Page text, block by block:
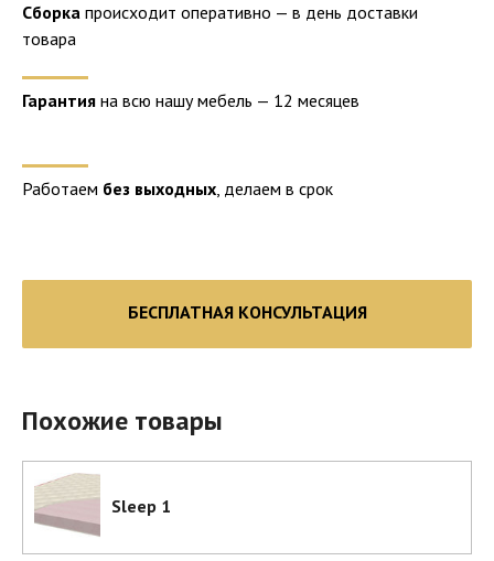
Сборка происходит оперативно — в день доставки
товара
Гарантия на всю нашу мебель — 12 месяцев
Работаем без выходных, делаем в срок
БЕСПЛАТНАЯ КОНСУЛЬТАЦИЯ
Похожие товары
Sleep 1